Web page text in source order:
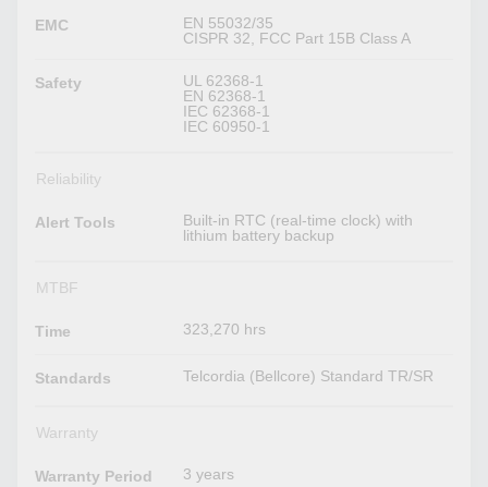
EMC
EN 55032/35
CISPR 32, FCC Part 15B Class A
Safety
UL 62368-1
EN 62368-1
IEC 62368-1
IEC 60950-1
Reliability
Alert Tools
Built-in RTC (real-time clock) with
lithium battery backup
MTBF
Time 323,270 hrs
Standards Telcordia (Bellcore) Standard TR/SR
Warranty
Warranty Period 3 years